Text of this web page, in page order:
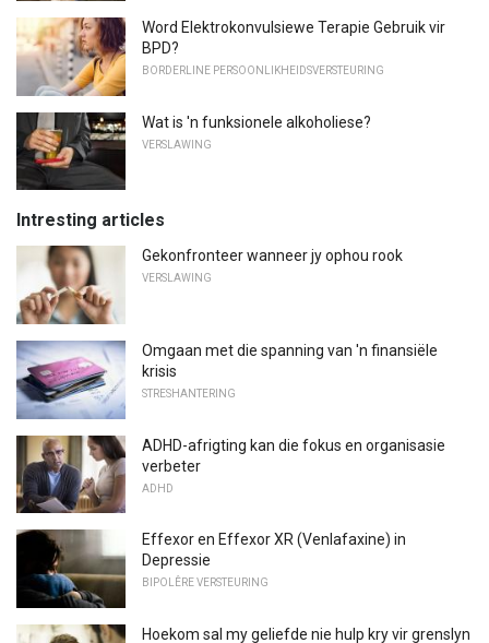
Word Elektrokonvulsiewe Terapie Gebruik vir
BPD?
BORDERLINE PERSOONLIKHEIDSVERSTEURING
Wat is 'n funksionele alkoholiese?
VERSLAWING
Intresting articles
Gekonfronteer wanneer jy ophou rook
VERSLAWING
Omgaan met die spanning van 'n finansiële
krisis
STRESHANTERING
ADHD-afrigting kan die fokus en organisasie
verbeter
ADHD
Effexor en Effexor XR (Venlafaxine) in
Depressie
BIPOLÊRE VERSTEURING
Hoekom sal my geliefde nie hulp kry vir grenslyn